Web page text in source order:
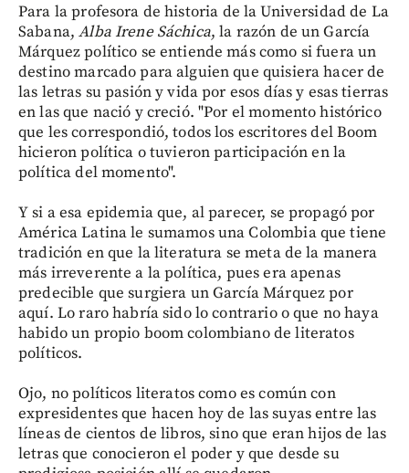
Para la profesora de historia de la Universidad de La
Sabana,Alba Irene Sáchica, la razón de un García
Márquez político se entiende más como si fuera un
destino marcado para alguien que quisiera hacer de
las letras su pasión y vida por esos días y esas tierras
en las que nació y creció. "Por el momento histórico
que les correspondió, todos los escritores del Boom
hicieron política o tuvieron participación en la
política del momento".
Y si a esa epidemia que, al parecer, se propagó por
América Latina le sumamos una Colombia que tiene
tradición en que la literatura se meta de la manera
más irreverente a la política, pues era apenas
predecible que surgiera un García Márquez por
aquí. Lo raro habría sido lo contrario o que no haya
habido un propio boom colombiano de literatos
políticos.
Ojo, no políticos literatos como es común con
expresidentes que hacen hoy de las suyas entre las
líneas de cientos de libros, sino que eran hijos de las
letras que conocieron el poder y que desde su